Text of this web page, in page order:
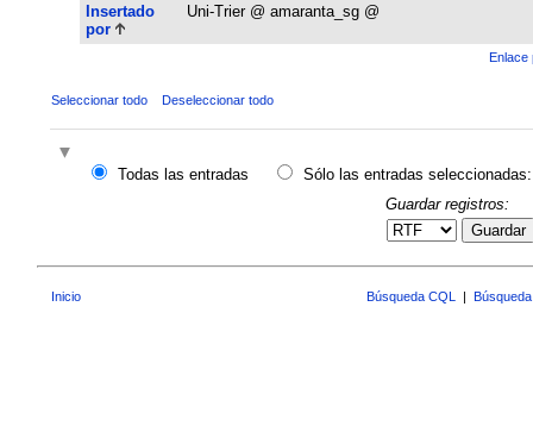
Insertado
por
Uni-Trier @ amaranta_sg @
Enlace
Seleccionar todo Deseleccionar todo
Todas las entradas
Sólo las entradas seleccionadas:
Guardar registros:
Guardar
Inicio Búsqueda CQL